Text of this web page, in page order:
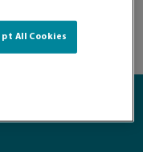
All Cookies